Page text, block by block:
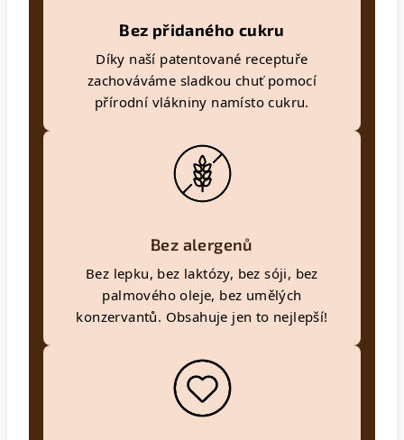
Bez přidaného cukru
Díky naší patentované receptuře
zachováváme sladkou chuť pomocí
přírodní vlákniny namísto cukru.
Bez alergenů
Bez lepku, bez laktózy, bez sóji, bez
palmového oleje, bez umělých
konzervantů. Obsahuje jen to nejlepší!